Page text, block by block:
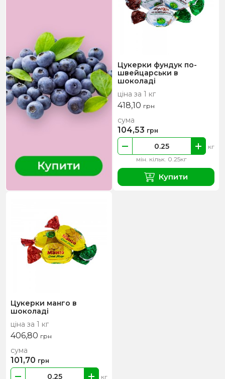
Цукерки фундук по-
швейцарськи в
шоколаді
ціна за 1 кг
418,10 грн
мін. кільк. 0.25кг
кг
сума
104,53 грн
Купити
Цукерки манго в
шоколаді
ціна за 1 кг
406,80 грн
кг
сума
101,70 грн